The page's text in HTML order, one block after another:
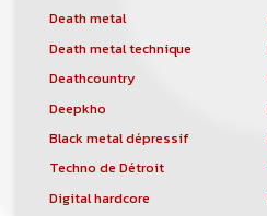
Death metal
Death metal technique
Deathcountry
Deepkho
Black metal dépressif
Techno de Détroit
Digital hardcore